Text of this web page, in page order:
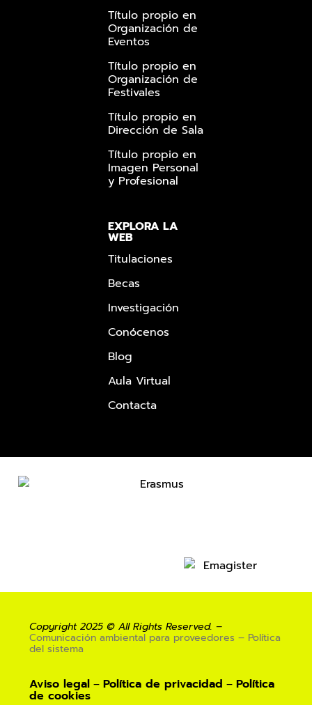
Título propio en
Organización de
Eventos
Título propio en
Organización de
Festivales
Título propio en
Dirección de Sala
Título propio en
Imagen Personal
y Profesional
EXPLORA LA
WEB
Titulaciones
Becas
Investigación
Conócenos
Blog
Aula Virtual
Contacta
Copyright 2025 © All Rights Reserved. –
Comunicación ambiental para proveedores – Política
del sistema
Aviso legal – Política de privacidad – Política
de cookies